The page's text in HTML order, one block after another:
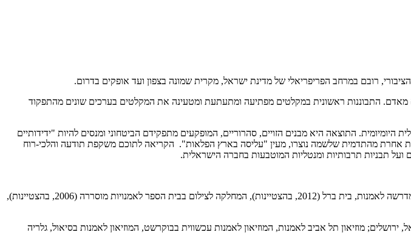
מאדם. התבוננות ראשונית במקלטים מפתיעה ומתעתעת ומטעינה את המקלטים בערכים שונים מהתפקוד
התוצאה היא מבנים הזויים, סהרוריים, המופקעים מתפקידם הביטחוני ומנסים להיות "ידידותיים
אחרת מהתדמית שלשמה נוצרו, מעין "עליסה בארץ הפלאות". הקריאה לתוכם משקפת תודעה והלכי-רוח
ועל תבניות תרבותיות ומנטליות המוטבעות בחברה הישראלית.
לידת תל אביב, 1961, מתגוררת ויוצרת בישראל, מרצה ומלמדת צילום. בוגרת תוכנית לימודי ההמשך באמנות במדרשה לאמנות, בית ברל (2012, בהצטיינות), המחלקה לצילום בבית הספר לאמנויות מוסררה (2006, בהצטיינות),
ירושלים; מוזיאון תל אביב לאמנות, המוזיאון לאמנות עכשווית בבוקרשט, המוזיאון לאמנות בסיאול, גלריה